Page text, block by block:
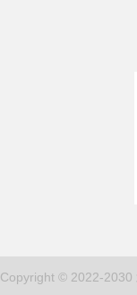
Copyright © 2022-2030